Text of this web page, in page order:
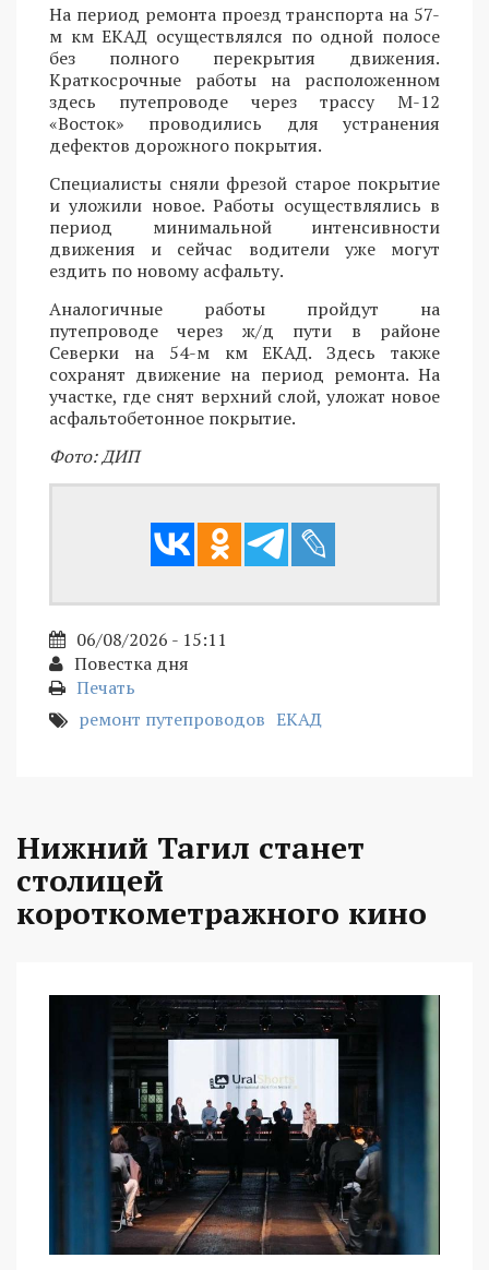
На период ремонта проезд транспорта на 57-
м км ЕКАД осуществлялся по одной полосе
без полного перекрытия движения.
Краткосрочные работы на расположенном
здесь путепроводе через трассу М-12
«Восток» проводились для устранения
дефектов дорожного покрытия.
Специалисты сняли фрезой старое покрытие
и уложили новое. Работы осуществлялись в
период минимальной интенсивности
движения и сейчас водители уже могут
ездить по новому асфальту.
Аналогичные работы пройдут на
путепроводе через ж/д пути в районе
Северки на 54-м км ЕКАД. Здесь также
сохранят движение на период ремонта. На
участке, где снят верхний слой, уложат новое
асфальтобетонное покрытие.
Фото: ДИП
06/08/2026 - 15:11
Повестка дня
Печать
ремонт путепроводов ЕКАД
Нижний Тагил станет
столицей
короткометражного кино